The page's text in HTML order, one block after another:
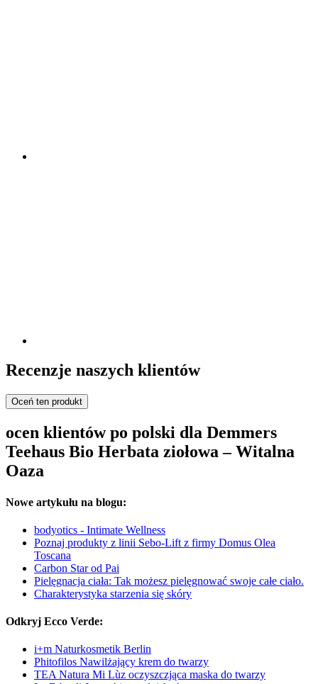
Recenzje naszych klientów
Oceń ten produkt
ocen klientów po polski dla Demmers
Teehaus Bio Herbata ziołowa – Witalna
Oaza
Nowe artykułu na blogu:
bodyotics - Intimate Wellness
Poznaj produkty z linii Sebo-Lift z firmy Domus Olea
Toscana
Carbon Star od Pai
Pielęgnacja ciała: Tak możesz pielęgnować swoje całe ciało.
Charakterystyka starzenia się skóry
Odkryj Ecco Verde:
i+m Naturkosmetik Berlin
Phitofilos Nawilżający krem do twarzy
TEA Natura Mi Lùz oczyszczjąca maska do twarzy